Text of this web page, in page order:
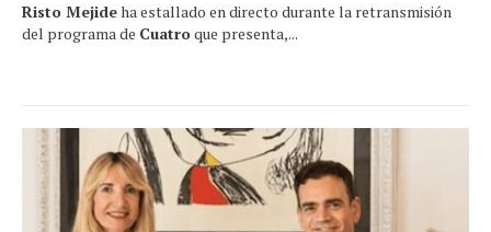
Risto Mejideha estallado en directo durante la retransmisión
del programa de Cuatroque presenta,...